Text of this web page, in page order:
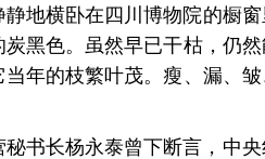
地横卧在四川博物院的橱
黑色。虽然早已干枯，仍
年的枝繁叶茂。瘦、漏、
秘书长杨永泰曾下断言，中